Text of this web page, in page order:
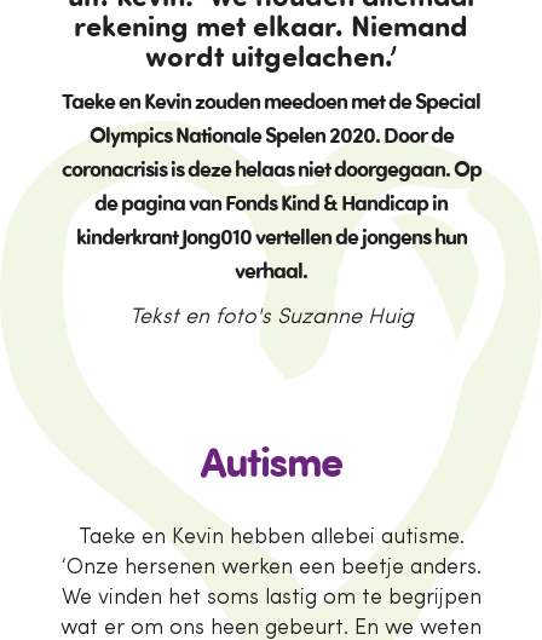
rekening met elkaar. Niemand
wordt uitgelachen.’
Taeke en Kevin zouden meedoen met de Special
Olympics Nationale Spelen 2020. Door de
coronacrisis is deze helaas niet doorgegaan. Op
de pagina van Fonds Kind & Handicap in
kinderkrant Jong010 vertellen de jongens hun
verhaal.
Tekst en foto's Suzanne Huig
Autisme
Taeke en Kevin hebben allebei autisme.
‘Onze hersenen werken een beetje anders.
We vinden het soms lastig om te begrijpen
wat er om ons heen gebeurt. En we weten